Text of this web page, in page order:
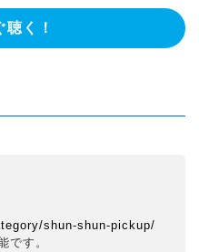
聴く！
shun-shun-pickup/
です。